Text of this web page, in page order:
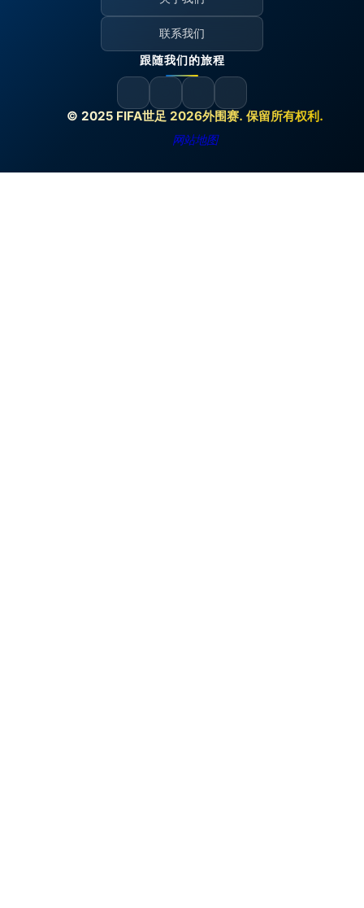
© 2025 FIFA世足 2026外围赛. 保留所有权利.
网站地图
联系我们
跟随我们的旅程